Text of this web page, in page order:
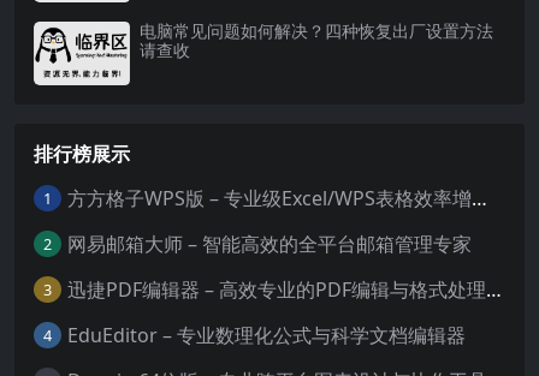
电脑常见问题如何解决？四种恢复出厂设置方法
请查收
排行榜展示
1 方方格子WPS版 – 专业级Excel/WPS表格效率增强插件
2 网易邮箱大师 – 智能高效的全平台邮箱管理专家
3 迅捷PDF编辑器 – 高效专业的PDF编辑与格式处理工具
4 EduEditor – 专业数理化公式与科学文档编辑器